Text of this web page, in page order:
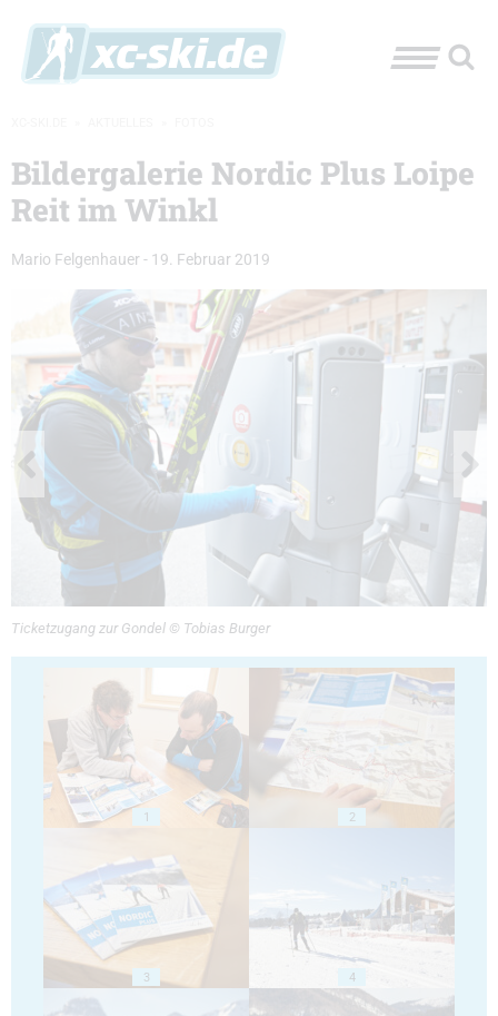
Bildergalerie Nordic Plus Loipe
Reit im Winkl
Mario Felgenhauer - 19. Februar 2019
Ticketzugang zur Gondel © Tobias Burger
1 2
3 4